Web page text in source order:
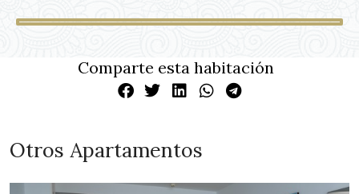
Comparte esta habitación
Otros Apartamentos